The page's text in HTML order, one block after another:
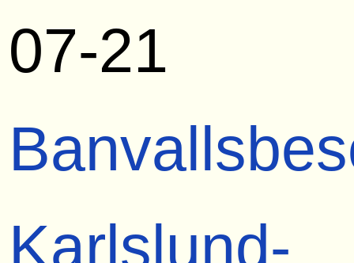
07-21
Karlslund-